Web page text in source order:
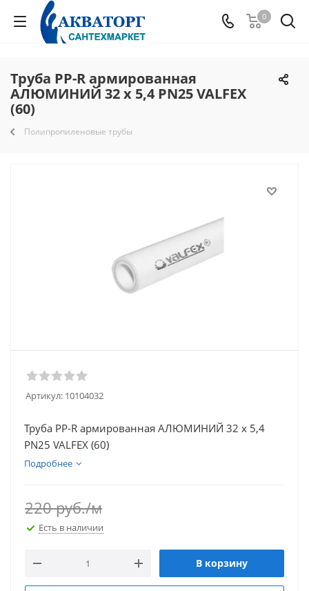
0
Труба PP-R армированная
АЛЮМИНИЙ 32 х 5,4 PN25 VALFEX
(60)
Полипропиленовые трубы
Артикул: 10104032
Труба PP-R армированная АЛЮМИНИЙ 32 х 5,4
PN25 VALFEX (60)
Подробнее
220руб./м
Есть в наличии
В корзину